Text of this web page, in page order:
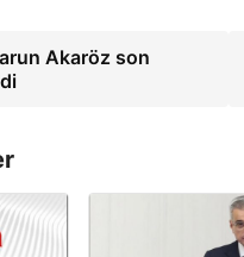
Akaröz son